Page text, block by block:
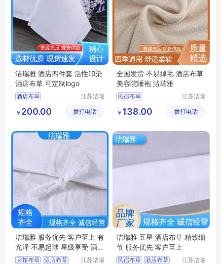
洁瑞雅 酒店四件套 活性印染
酒店布草 可定制logo
酒店布草
酒店床上用品
民宿布草
江苏洁瑞
有限公司
￥ 200.00 拨打电话
全国发货 不易掉毛 酒店布草
美容院睡袍 洁瑞雅
民宿布草
客房布草 酒店睡袍
江苏洁瑞
有限公司
￥ 138.00 拨打电话
洁瑞雅 服务优先 客户至上 有
光泽 不易起球 星级享受 酒店
布草
宾馆布草 酒店布草
江苏洁瑞
洁瑞雅 五星 酒店布草 精致细
节 服务优先 客户至上
民宿布草 酒店布草
江苏洁瑞